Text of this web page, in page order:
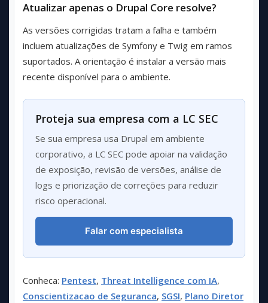
Atualizar apenas o Drupal Core resolve?
As versões corrigidas tratam a falha e também
incluem atualizações de Symfony e Twig em ramos
suportados. A orientação é instalar a versão mais
recente disponível para o ambiente.
Proteja sua empresa com a LC SEC
Se sua empresa usa Drupal em ambiente
corporativo, a LC SEC pode apoiar na validação
de exposição, revisão de versões, análise de
logs e priorização de correções para reduzir
risco operacional.
Falar com especialista
Conheca: Pentest, Threat Intelligence com IA,
Conscientizacao de Seguranca, SGSI, Plano Diretor